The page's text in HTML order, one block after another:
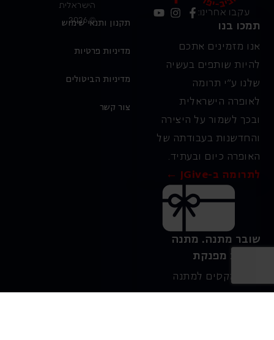
עקבו אחרינו:
תמכו בנו
אנו מזמינים אתכם
להיות שותפים בעשיה
שלנו ע"י תרומה
לאופרה הישראלית
ובכך לשמור על היצירה
והחדשנות בעבודתה של
האופרה כיום ובעתיד.
לתרומה ב-JGive ←
שובר מתנה. מתנה
אישית מפנקת
רעיון מקסים למתנה
חווייתית ומקורית –
הישראלית
© 2026
תקנון ותנאי שימוש
מדיניות פרטיות
מדיניות הביטולים
צור קשר